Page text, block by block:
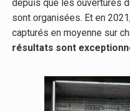
depuis que les ouvertures
sont organisées. Et en
capturés en moyenne sur
résultats sont